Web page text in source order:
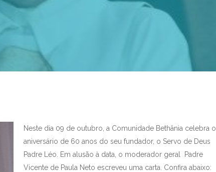
Neste dia 09 de outubro, a Comunidade Bethânia celebra o
aniversário de 60 anos do seu fundador, o Servo de Deus
Padre Léo. Em alusão à data, o moderador geral Padre
Vicente de Paula Neto escreveu uma carta. Confira abaixo: